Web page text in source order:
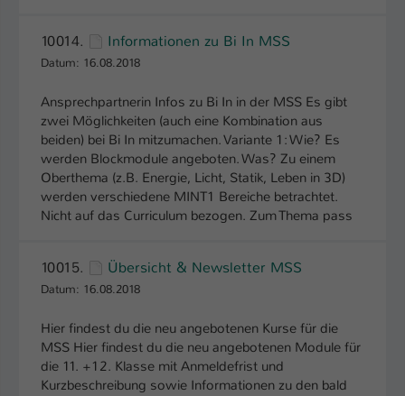
10014. Informationen zu Bi In MSS
Datum: 16.08.2018
Ansprechpartnerin Infos zu Bi In in der MSS Es gibt
zwei Möglichkeiten (auch eine Kombination aus
beiden) bei Bi In mitzumachen. Variante 1: Wie? Es
werden Blockmodule angeboten. Was? Zu einem
Oberthema (z.B. Energie, Licht, Statik, Leben in 3D)
werden verschiedene MINT1 Bereiche betrachtet.
Nicht auf das Curriculum bezogen. Zum Thema pass
10015. Übersicht & Newsletter MSS
Datum: 16.08.2018
Hier findest du die neu angebotenen Kurse für die
MSS Hier findest du die neu angebotenen Module für
die 11. +12. Klasse mit Anmeldefrist und
Kurzbeschreibung sowie Informationen zu den bald
Anbieter TYPO3
Laufzeit 1 Tag
Zweck
Dieser Cookie teilt der Webseite mit, ob
ein Besucher im Typo3-Backend
angemeldet ist und Rechte besitzt diese
zu verwalten.